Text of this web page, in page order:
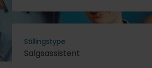
Stillingstype
Salgsassistent